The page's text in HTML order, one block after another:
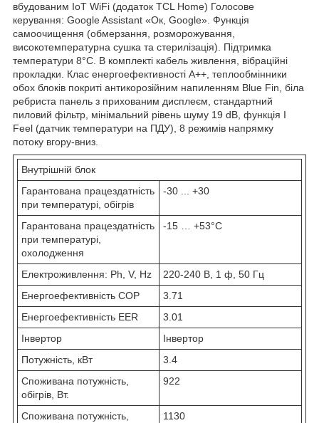
вбудованим IoT WiFi (додаток TCL Home) Голосове
керування: Google Assistant «Ок, Google». Функція
самоочищення (обмерзання, розморожування,
високотемпературна сушка та стерилізація). Підтримка
температури 8°С. В комплекті кабель живлення, вібраційні
прокладки. Клас енергоефективності А++, теплообмінники
обох блоків покриті антикорозійним напиленням Blue Fin, біла
ребриста панель з прихованим дисплеєм, стандартний
пиловий фільтр, мінімальний рівень шуму 19 dB, функція I
Feel (датчик температури на ПДУ), 8 режимів напрямку
потоку вгору-вниз.
Внутрішній блок
Гарантована працездатність
при температурі, обігрів
-30 ... +30
Гарантована працездатність
при температурі,
охолодження
-15 … +53°C
Електроживлення: Ph, V, Hz
220-240 В, 1 ф, 50 Гц
Енергоефективність COP
3.71
Енергоефективність EER
3.01
Інвертор
Інвертор
Потужність, кВт
3.4
Споживана потужність,
обігрів, Вт.
922
Споживана потужність,
1130